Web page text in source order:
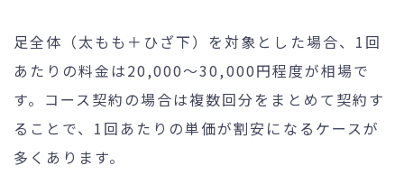
足全体（太もも＋ひざ下）を対象とした場合、1回
あたりの料金は20,000〜30,000円程度が相場で
す。コース契約の場合は複数回分をまとめて契約す
ることで、1回あたりの単価が割安になるケースが
多くあります。